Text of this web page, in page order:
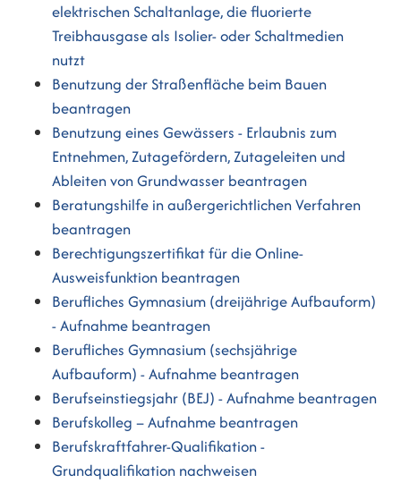
elektrischen Schaltanlage, die fluorierte
Treibhausgase als Isolier- oder Schaltmedien
nutzt
Benutzung der Straßenfläche beim Bauen
beantragen
Benutzung eines Gewässers - Erlaubnis zum
Entnehmen, Zutagefördern, Zutageleiten und
Ableiten von Grundwasser beantragen
Beratungshilfe in außergerichtlichen Verfahren
beantragen
Berechtigungszertifikat für die Online-
Ausweisfunktion beantragen
Berufliches Gymnasium (dreijährige Aufbauform)
- Aufnahme beantragen
Berufliches Gymnasium (sechsjährige
Aufbauform) - Aufnahme beantragen
Berufseinstiegsjahr (BEJ) - Aufnahme beantragen
Berufskolleg – Aufnahme beantragen
Berufskraftfahrer-Qualifikation -
Grundqualifikation nachweisen